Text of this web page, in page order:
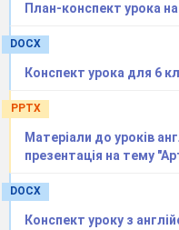
План-конспект урока
DOCX
Конспект урока для 6
PPTX
Матеріали до уроків
презентація на тему
DOCX
Конспект уроку з